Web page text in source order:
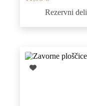
Rezervni deli